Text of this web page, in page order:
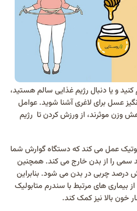
و یا دنبال رژیم غذایی سالم هستید،
عسل برای لاغری آشنا شوید. عوامل
وزن موثرند، از ورزش کردن تا رژیم‌
عمل می کند که دستگاه گوارش شما
سمی را از بدن خارج می کند. همچنین
چربی در بدن می شود. بنابراین
بیماری های مرتبط با سندرم متابولیک
خون بالا نیز کمک کند.